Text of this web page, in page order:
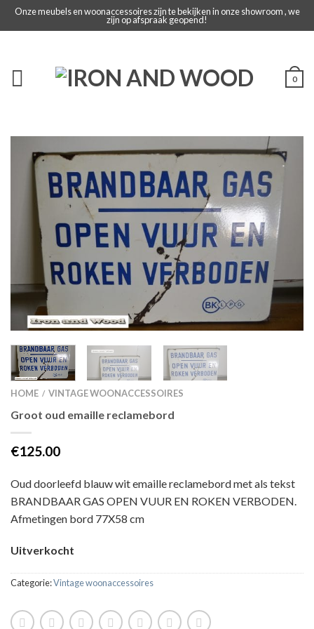
Onze meubels en woonaccessoires zijn te bekijken in onze showroom , we
zijn op afspraak geopend!
0
HOME / VINTAGE WOONACCESSOIRES
Groot oud emaille reclamebord
€125.00
Oud doorleefd blauw wit emaille reclamebord met als tekst
BRANDBAAR GAS OPEN VUUR EN ROKEN VERBODEN.
Afmetingen bord 77X58 cm
Uitverkocht
Categorie:Vintage woonaccessoires